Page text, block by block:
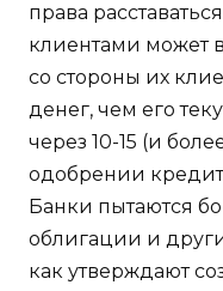
права
клиентами может
со стороны их
денег, чем его
через 10-15 (и
одобрении
Банки пытаются
облигации и
как утверждают